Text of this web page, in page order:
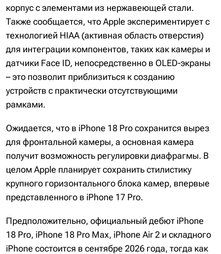
корпус с элементами из нержавеющей стали.
Также сообщается, что Apple экспериментирует с
технологией HIAA (активная область отверстия)
для интеграции компонентов, таких как камеры и
датчики Face ID, непосредственно в OLED-экраны
– это позволит приблизиться к созданию
устройств с практически отсутствующими
рамками.
Ожидается, что в iPhone 18 Pro сохранится вырез
для фронтальной камеры, а основная камера
получит возможность регулировки диафрагмы. В
целом Apple планирует сохранить стилистику
крупного горизонтального блока камер, впервые
представленного в iPhone 17 Pro.
Предположительно, официальный дебют iPhone
18 Pro, iPhone 18 Pro Max, iPhone Air 2 и складного
iPhone состоится в сентябре 2026 года, тогда как